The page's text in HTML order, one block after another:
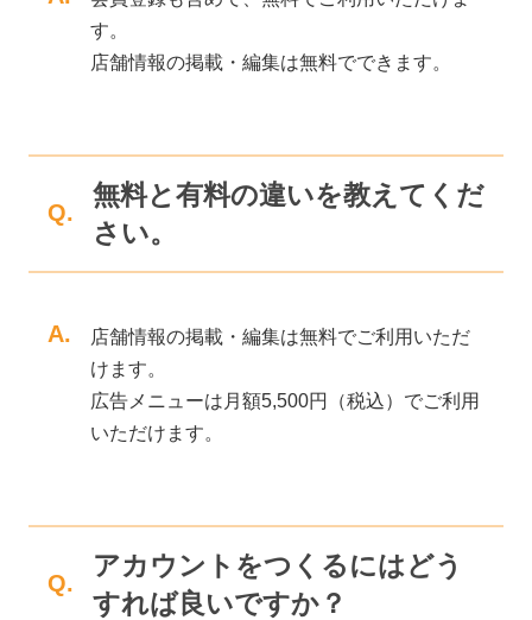
す。
店舗情報の掲載・編集は無料でできます。
Q.
無料と有料の違いを教えてくだ
さい。
A.
店舗情報の掲載・編集は無料でご利用いただ
けます。
広告メニューは月額5,500円（税込）でご利用
いただけます。
Q.
アカウントをつくるにはどう
すれば良いですか？